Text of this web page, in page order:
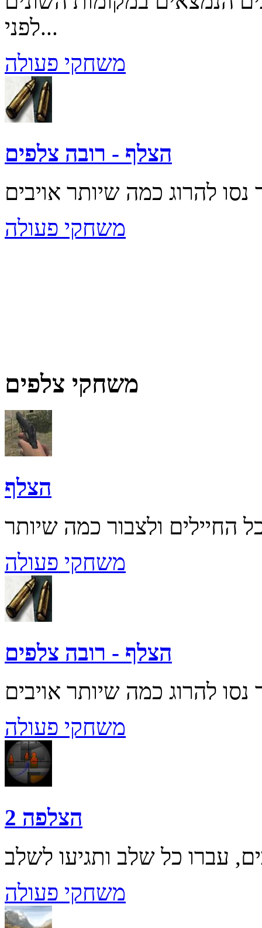
לפני...
משחקי פעולה
הצלף - רובה צלפים
משחקי פעולה
משחקי צלפים
הצלף
משחקי פעולה
הצלף - רובה צלפים
משחקי פעולה
הצלפה 2
משחקי פעולה